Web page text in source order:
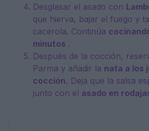
Desglasar el asado con
que hierva, bajar el fuego y
cacerola. Continúa
minutos .
Después de la cocción,
Parma y añadir la nata a los
cocción. Deja que la salsa
junto con el asado en